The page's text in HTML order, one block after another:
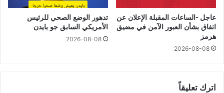
عاجل -الساعات المقبلة الإعلان عن
اتفاق بشأن العبور الآمن في مضيق
هرمز
2026-08-08
تدهور الوضع الصحي للرئيس
الأمريكي السابق جو بايدن
2026-08-08
اترك تعليقاً